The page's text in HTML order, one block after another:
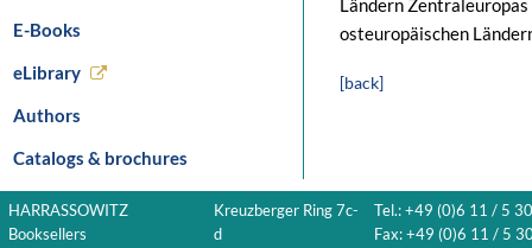
E-Books
eLibrary
Authors
Catalogs & brochures
Ländern
osteuropäischen
[back]
HARRASSOWITZ
Booksellers
Kreuzberger Ring 7c-
d
Tel.: +49 (0)6 11 / 5
Fax: +49 (0)6 11 / 5